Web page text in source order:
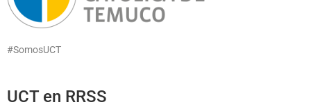
#SomosUCT
UCT en RRSS